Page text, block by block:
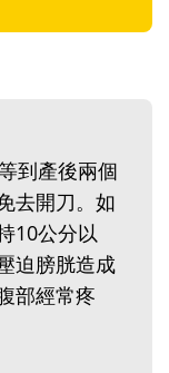
到產後兩個
去開刀。如
10公分以
迫膀胱造成
部經常疼